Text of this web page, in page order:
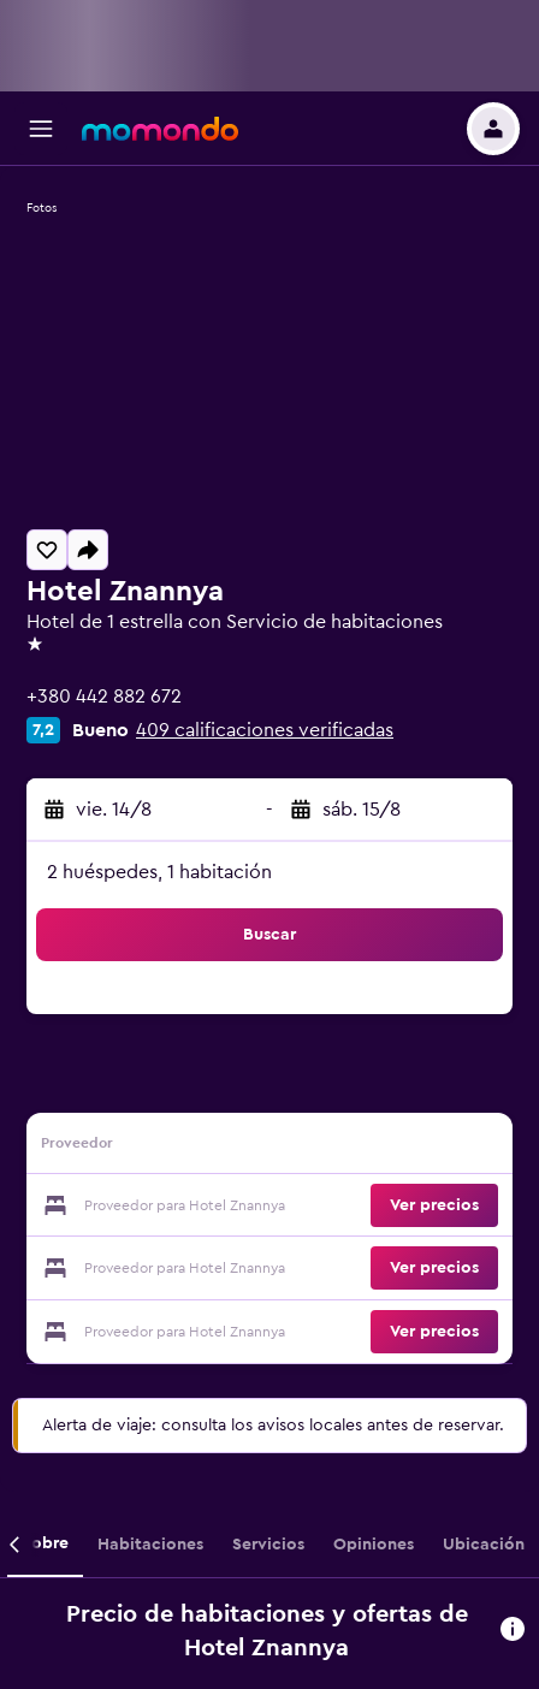
Hotel Znannya
Hotel de 1 estrella con Servicio de habitaciones
1 estrella
+380 442 882 672
7,2 Bueno 409 calificaciones verificadas
vie. 14/8 - sáb. 15/8
2 huéspedes, 1 habitación
Buscar
Proveedor
Proveedor para Hotel Znannya Ver precios
Proveedor para Hotel Znannya Ver precios
Proveedor para Hotel Znannya Ver precios
Fotos
Alerta de viaje: consulta los avisos locales antes de reservar.
Sobre Habitaciones Servicios Opiniones Ubicación
Precio de habitaciones y ofertas de
Hotel Znannya